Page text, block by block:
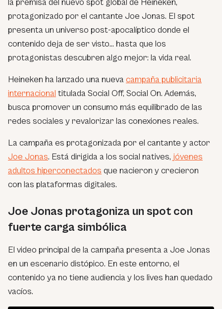
la premisa del nuevo spot global de Heineken,
protagonizado por el cantante Joe Jonas. El spot
presenta un universo post-apocalíptico donde el
contenido deja de ser visto… hasta que los
protagonistas descubren algo mejor: la vida real.
Heineken ha lanzado una nueva campaña publicitaria
internacional titulada Social Off, Social On. Además,
busca promover un consumo más equilibrado de las
redes sociales y revalorizar las conexiones reales.
La campaña es protagonizada por el cantante y actor
Joe Jonas. Está dirigida a los social natives, jóvenes
adultos hiperconectados que nacieron y crecieron
con las plataformas digitales.
Joe Jonas protagoniza un spot con
fuerte carga simbólica
El video principal de la campaña presenta a Joe Jonas
en un escenario distópico. En este entorno, el
contenido ya no tiene audiencia y los lives han quedado
vacíos.